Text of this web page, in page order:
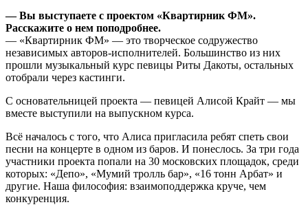
— Вы выступаете с проектом «Квартирник ФМ».
Расскажите о нем поподробнее.
— «Квартирник ФМ» — это творческое содружество
независимых авторов-исполнителей. Большинство из них
прошли музыкальный курс певицы Риты Дакоты, остальных
отобрали через кастинги.
С основательницей проекта — певицей Алисой Крайт — мы
вместе выступили на выпускном курса.
Всё началось с того, что Алиса пригласила ребят спеть свои
песни на концерте в одном из баров. И понеслось. За три года
участники проекта попали на 30 московских площадок, среди
которых: «Депо», «Мумий тролль бар», «16 тонн Арбат» и
другие. Наша философия: взаимоподдержка круче, чем
конкуренция.